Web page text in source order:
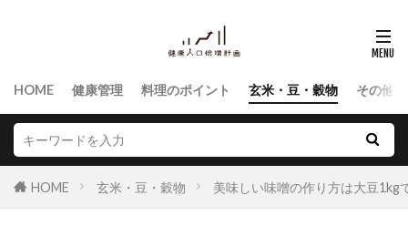
HOME 健康管理 料理のポイント 玄米・豆・穀物 その他
HOME 玄米・豆・穀物 美味しい味噌の作り方は大豆1kg